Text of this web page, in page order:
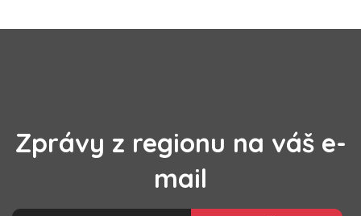
Zprávy z regionu na váš e-
mail